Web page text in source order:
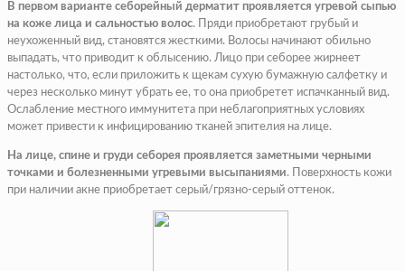
В первом варианте себорейный дерматит проявляется угревой сыпью
на коже лица и сальностью волос. Пряди приобретают грубый и
неухоженный вид, становятся жесткими. Волосы начинают обильно
выпадать, что приводит к облысению. Лицо при себорее жирнеет
настолько, что, если приложить к щекам сухую бумажную салфетку и
через несколько минут убрать ее, то она приобретет испачканный вид.
Ослабление местного иммунитета при неблагоприятных условиях
может привести к инфицированию тканей эпителия на лице.
На лице, спине и груди себорея проявляется заметными черными
точками и болезненными угревыми высыпаниями. Поверхность кожи
при наличии акне приобретает серый/грязно-серый оттенок.